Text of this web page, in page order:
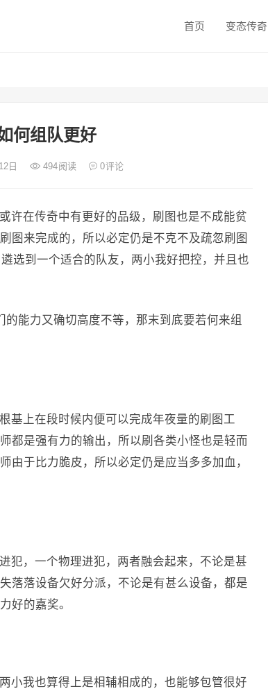
首页 变态传奇
何组队更好
日 494阅读 0评论
许在传奇中有更好的品级，刷图也是不成能贫
图来完成的，所以必定仍是不克不及疏忽刷图
选到一个适合的队友，两小我好把控，并且也
能力又确切高度不等，那末到底要若何来组
基上在段时候内便可以完成年夜量的刷图工
都是强有力的输出，所以刷各类小怪也是轻而
由于比力脆皮，所以必定仍是应当多多加血，
犯，一个物理进犯，两者融会起来，不论是甚
落落设备欠好分派，不论是有甚么设备，都是
好的嘉奖。
小我也算得上是相辅相成的，也能够包管很好